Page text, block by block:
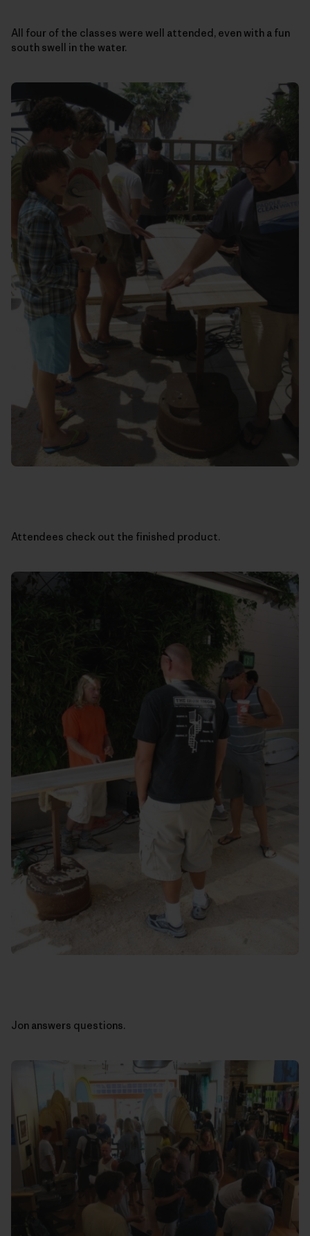
All four of the classes were well attended, even with a fun
south swell in the water.
Attendees check out the finished product.
Jon answers questions.